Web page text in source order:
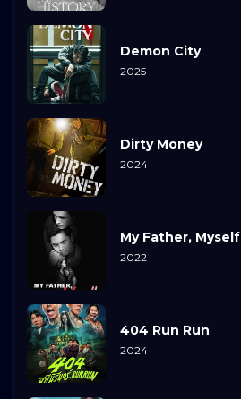
Demon City
2025
Dirty Money
2024
My Father, Myself
2022
404 Run Run
2024